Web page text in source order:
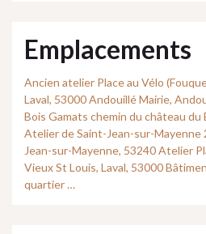
Emplacements
Ancien atelier Place au Vélo
Laval, 53000 Andouillé Mairie,
Bois Gamats chemin du château du
Atelier de Saint-Jean-sur-Mayenne
Jean-sur-Mayenne, 53240 Atelier
Vieux St Louis, Laval, 53000
quartier …